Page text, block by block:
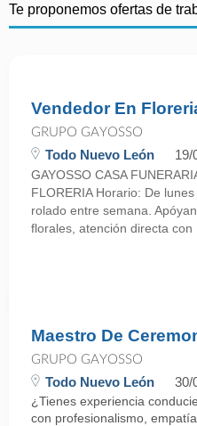
Te proponemos ofertas de
Vendedor En
GRUPO GAYOSSO
Todo Nuevo León 19/
GAYOSSO CASA
FLORERIA Horario: De
rolado entre semana.
florales, atención directa con
Maestro De
GRUPO GAYOSSO
Todo Nuevo León 30/
¿Tienes experiencia
con profesionalismo,